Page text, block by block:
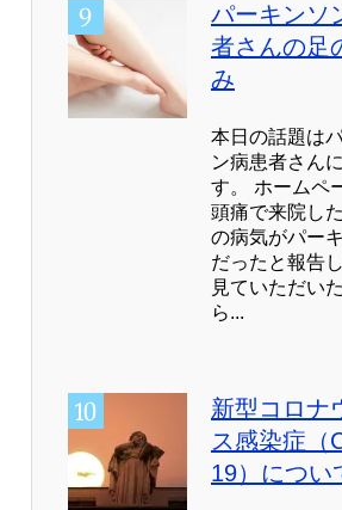
パーキンソ
者さんの足
み
本日の話題は
ン病患者さん
す。 ホームペ
頭痛で来院し
の病気がパー
だったと報告
見ていただい
ら...
新型コロナ
ス感染症（
19）につい